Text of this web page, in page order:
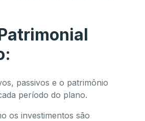
passivos e o patrimônio
período do plano.
os investimentos são